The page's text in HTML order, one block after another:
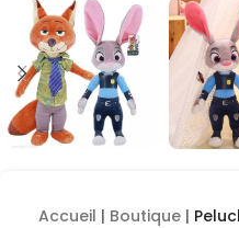
Accueil | Boutique |